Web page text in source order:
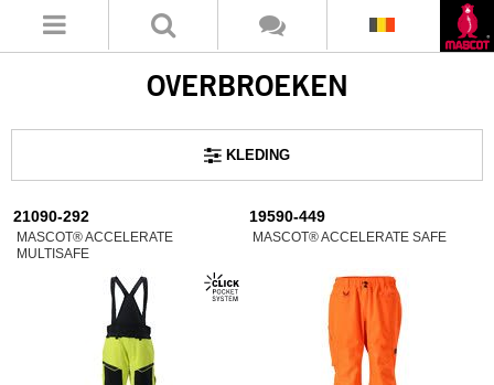
OVERBROEKEN
KLEDING
21090-292
MASCOT® ACCELERATE
MULTISAFE
19590-449
MASCOT® ACCELERATE SAFE